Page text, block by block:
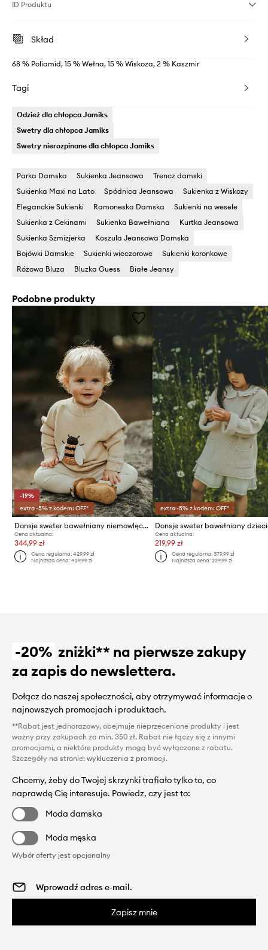
ID Produktu
Skład
68 % Poliamid, 15 % Wełna, 15 % Wiskoza, 2 % Kaszmir
Tagi
Odzież dla chłopca Jamiks
Swetry dla chłopca Jamiks
Swetry nierozpinane dla chłopca Jamiks
Parka Damska Sukienka Jeansowa
Trencz damski
Sukienka Maxi na Lato
Spódnica Jeansowa
Sukienka z Wiskozy
Eleganckie Sukienki
Ramoneska Damska
Sukienki na wesele
Sukienka z Cekinami
Sukienka Bawełniana
Kurtka Jeansowa
Sukienka Szmizjerka
Koszula Jeansowa Damska
Bojówki Damskie
Sukienki wieczorowe
Sukienki koronkowe
Różowa Bluza
Bluzka Guess Białe Jeansy
Podobne produkty
-19%
extra -5% z kodem: OFF*
Donsje sweter bawełniany niemowlęcy Valenthe Sweater Bee
Cena aktualna:
344,99 zł
Cena regularna:429,99 zł
Najniższa cena:429,99 zł
extra -5% z kodem: OFF*
Cena aktualna:
219,99 zł
Cena regularna: 379,99 zł
Najniższa cena: 229,99 zł
-20% zniżki** na pierwsze zakupy
za zapis do newslettera.
Dołącz do naszej społeczności, aby otrzymywać informacje o
najnowszych promocjach i produktach.
**Rabat jest jednorazowy, obejmuje nieprzecenione produkty i jest
ważny przy zakupach za min. 350 zł. Rabat nie łączy się z innymi
promocjami, a niektóre produkty mogą być wyłączone z rabatu.
Szczegóły na stronie: wykluczenia z promocji.
Chcemy, żeby do Twojej skrzynki trafiało tylko to, co
naprawdę Cię interesuje. Powiedz, czy jest to:
Moda damska
Moda męska
Wybór oferty jest opcjonalny
Zapisz mnie